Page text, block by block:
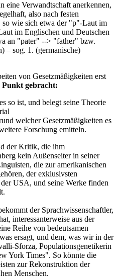
eine Verwandtschaft anerkennen,
also nach festen
so wie sich etwa der "p"-Laut im
im Englischen und Deutschen
an "pater" --> "father" bzw.
– sog. 1. (germanische)
von Gesetzmäßigkeiten erst
Punkt gebracht:
so ist, und belegt seine Theorie
welcher Gesetzmäßigkeiten es
Forschung emitteln.
der Kritik, die ihm
kein Außenseiter in seiner
die zur amerikanischen
der exklusivsten
USA, und seine Werke finden
der Sprachwissenschaftler,
interessanterweise aus der
Reihe von bedeutsamen
ersagt, und dem, was wir in der
Sforza, Populationsgenetikerin
York Times". So könnte die
zur Rekonstruktion der
Menschen.